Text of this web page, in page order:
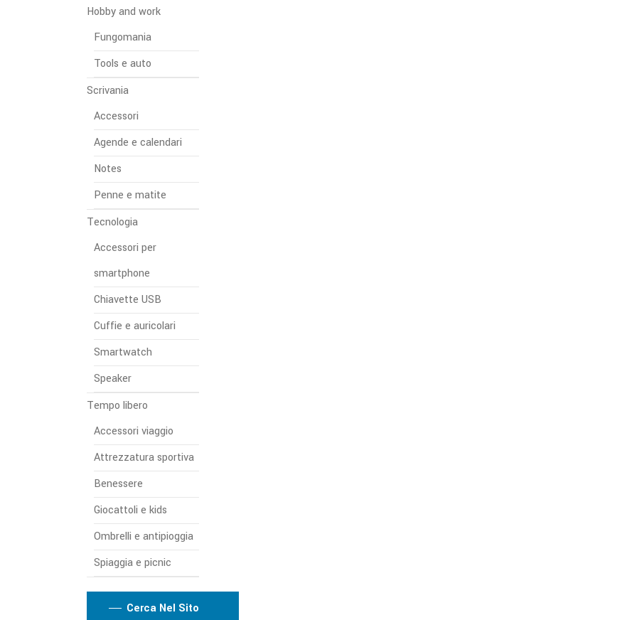
Hobby and work
Fungomania
Tools e auto
Scrivania
Accessori
Agende e calendari
Notes
Penne e matite
Tecnologia
Accessori per
smartphone
Chiavette USB
Cuffie e auricolari
Smartwatch
Speaker
Tempo libero
Accessori viaggio
Attrezzatura sportiva
Benessere
Giocattoli e kids
Ombrelli e antipioggia
Spiaggia e picnic
Cerca Nel Sito